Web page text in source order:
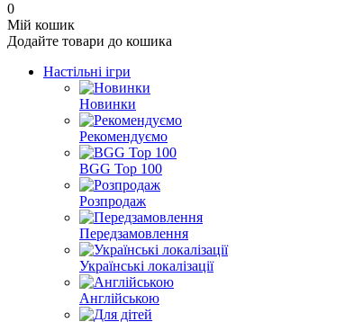
0
Мій кошик
Додайте товари до кошика
Настільні ігри
Новинки
Рекомендуємо
BGG Top 100
Розпродаж
Передзамовлення
Українські локалізації
Англійською